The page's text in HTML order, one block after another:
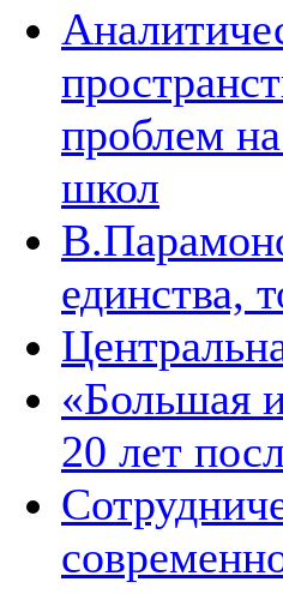
проблем
школ
единства,
«Большая
20 лет